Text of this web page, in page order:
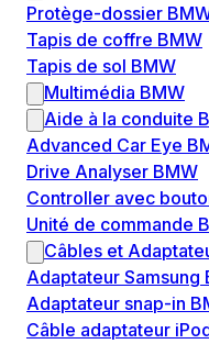
Protège-dossier
Tapis de coffre BMW
Tapis de sol BMW
Multimédia BMW
Aide à la conduite
Advanced Car Eye
Drive Analyser BMW
Controller avec
Unité de commande
Câbles et
Adaptateur Samsung
Adaptateur snap-in
Câble adaptateur